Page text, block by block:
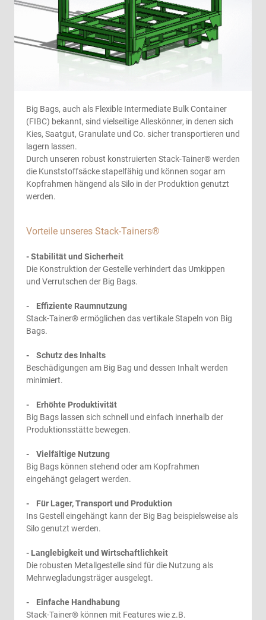
Big Bags, auch als Flexible Intermediate Bulk Container
(FIBC) bekannt, sind vielseitige Alleskönner, in denen sich
Kies, Saatgut, Granulate und Co. sicher transportieren und
lagern lassen.
Durch unseren robust konstruierten Stack-Tainer® werden
die Kunststoffsäcke stapelfähig und können sogar am
Kopfrahmen hängend als Silo in der Produktion genutzt
werden.
Vorteile unseres Stack-Tainers®
- Stabilität und Sicherheit
Die Konstruktion der Gestelle verhindert das Umkippen
und Verrutschen der Big Bags.
- Effiziente Raumnutzung
Stack-Tainer® ermöglichen das vertikale Stapeln von Big
Bags.
- Schutz des Inhalts
Beschädigungen am Big Bag und dessen Inhalt werden
minimiert.
- Erhöhte Produktivität
Big Bags lassen sich schnell und einfach innerhalb der
Produktionsstätte bewegen.
- Vielfältige Nutzung
Big Bags können stehend oder am Kopfrahmen
eingehängt gelagert werden.
- Für Lager, Transport und Produktion
Ins Gestell eingehängt kann der Big Bag beispielsweise als
Silo genutzt werden.
- Langlebigkeit und Wirtschaftlichkeit
Die robusten Metallgestelle sind für die Nutzung als
Mehrwegladungsträger ausgelegt.
- Einfache Handhabung
Stack-Tainer® können mit Features wie z.B.